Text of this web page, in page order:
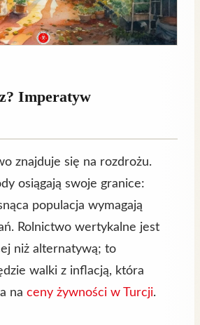
Imperatyw
znajduje się na rozdrożu.
osiągają swoje granice:
populacja wymagają
Rolnictwo wertykalne jest
niż alternatywą; to
walki z inflacją, która
na ceny żywności w Turcji.